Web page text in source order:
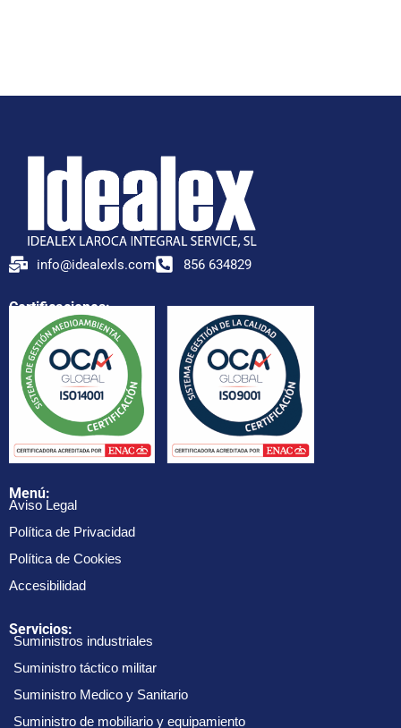
info@idealexls.com 856 634829
Certificaciones:
Menú:
Aviso Legal
Política de Privacidad
Política de Cookies
Accesibilidad
Servicios:
Suministros industriales
Suministro táctico militar
Suministro Medico y Sanitario
Suministro de mobiliario y equipamiento